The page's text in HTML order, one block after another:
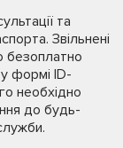
та
Звільнені
безоплатно
формі ID-
необхідно
до будь-